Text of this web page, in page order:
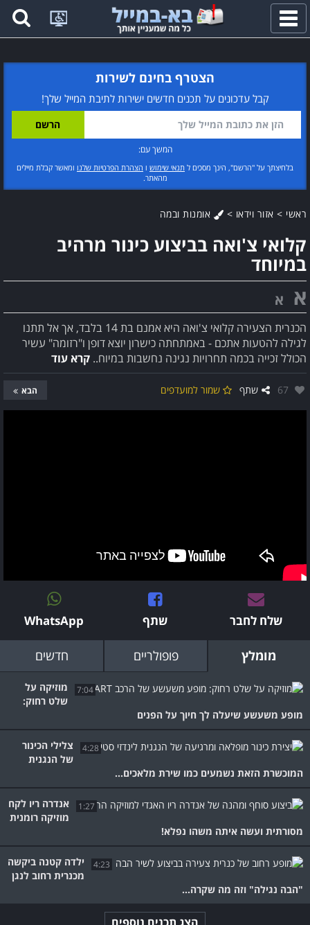
פתח
תפריט
הצטרף בחינם לשירות
קבל עדכונים על תכנים חדשים ישירות לתיבת המייל שלך!
המשך עם:
בלחיצתך על "הרשם", הינך מסכים ל תנאי שימוש ו הצהרת הפרטיות שלנו ומאשר קבלת מיילים
מהאתר.
ראשי > אזור וידאו > אומנות ובמה
קלואי צ'ואה בביצוע כינור מרהיב
במיוחד
א א
הכנרית הצעירה קלואי צ'ואה היא אמנם בת 14 בלבד, אך אל תתנו
לגילה להטעות אתכם - באמתחתה כישרון יוצא דופן ו"רזומה" עשיר
הכולל זכייה בכמה תחרויות נגינה נחשבות במיוח.. קרא עוד
אהבו:
67 שתף שמור למועדפים הבא
שלח לחבר שתף WhatsApp
מומלץ פופולריים חדשים
7:04
מוזיקה על
שלט רחוק:
מופע משעשע שיעלה לך חיוך על הפנים
4:28
צלילי הכינור
של הנגנית
המוכשרת הזאת נשמעים כמו שירת מלאכים...
1:27
אנדרה ריו לקח
מוזיקה רומנית
מסורתית ועשה איתה משהו נפלא!
4:23
ילדה קטנה ביקשה
מכנרית רחוב לנגן
"הבה נגילה" וזה מה שקרה...